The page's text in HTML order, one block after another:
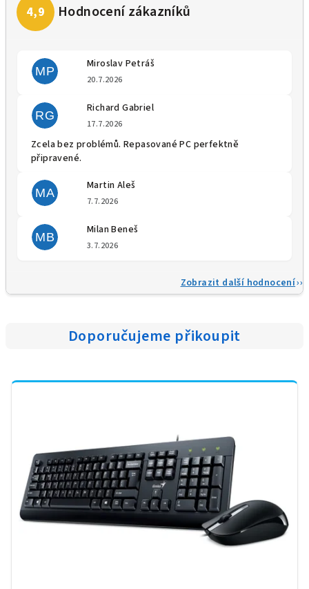
MP
Miroslav Petráš
20.7.2026
RG
Richard Gabriel
17.7.2026
Zcela bez problémů. Repasované PC perfektně
připravené.
MA
Martin Aleš
7.7.2026
MB
Milan Beneš
3.7.2026
Zobrazit další hodnocení
Doporučujeme přikoupit